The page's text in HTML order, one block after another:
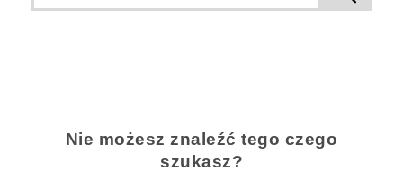
Nie możesz znaleźć tego czego
szukasz?